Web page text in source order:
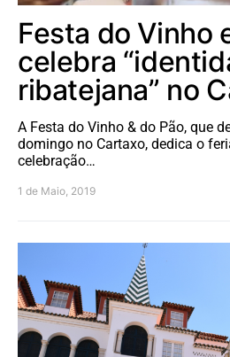
Festa do Vinho
celebra
ribatejana” no
A Festa do Vinho & do Pão, que
domingo no Cartaxo, dedica o
celebração…
1 de Maio, 2019